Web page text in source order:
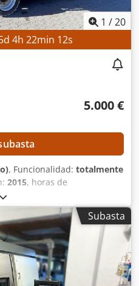
1 /20
d 4h 22min 11s
5.000 €
, Funcionalidad: totalmente
2015, horas de
de máquina/vehículo:
14.000 mm, DETALLES
Altura de trabajo: 14 m
MÁQUINA Capacidad de
kg Número de personas:
200 kg Fuerza manual:
máx. 12,5 m/s Horas de
Subasta